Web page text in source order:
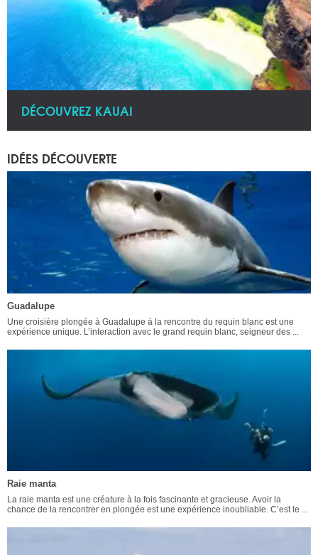
DÉCOUVREZ KAUAI
IDÉES DÉCOUVERTE
Guadalupe
Une croisière plongée à Guadalupe à la rencontre du requin blanc est une
expérience unique. L’interaction avec le grand requin blanc, seigneur des ...
Raie manta
La raie manta est une créature à la fois fascinante et gracieuse. Avoir la
chance de la rencontrer en plongée est une expérience inoubliable. C’est le ...